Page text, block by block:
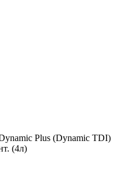
Plus (Dynamic TDI)
(4л)